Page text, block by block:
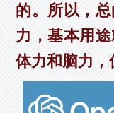
的。所以，
力，基本用
体力和脑力，